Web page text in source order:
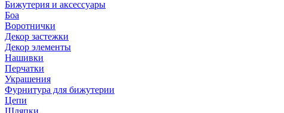
Бижутерия и аксессуары
Боа
Воротнички
Декор застежки
Декор элементы
Нашивки
Перчатки
Украшения
Фурнитура для бижутерии
Цепи
Шляпки